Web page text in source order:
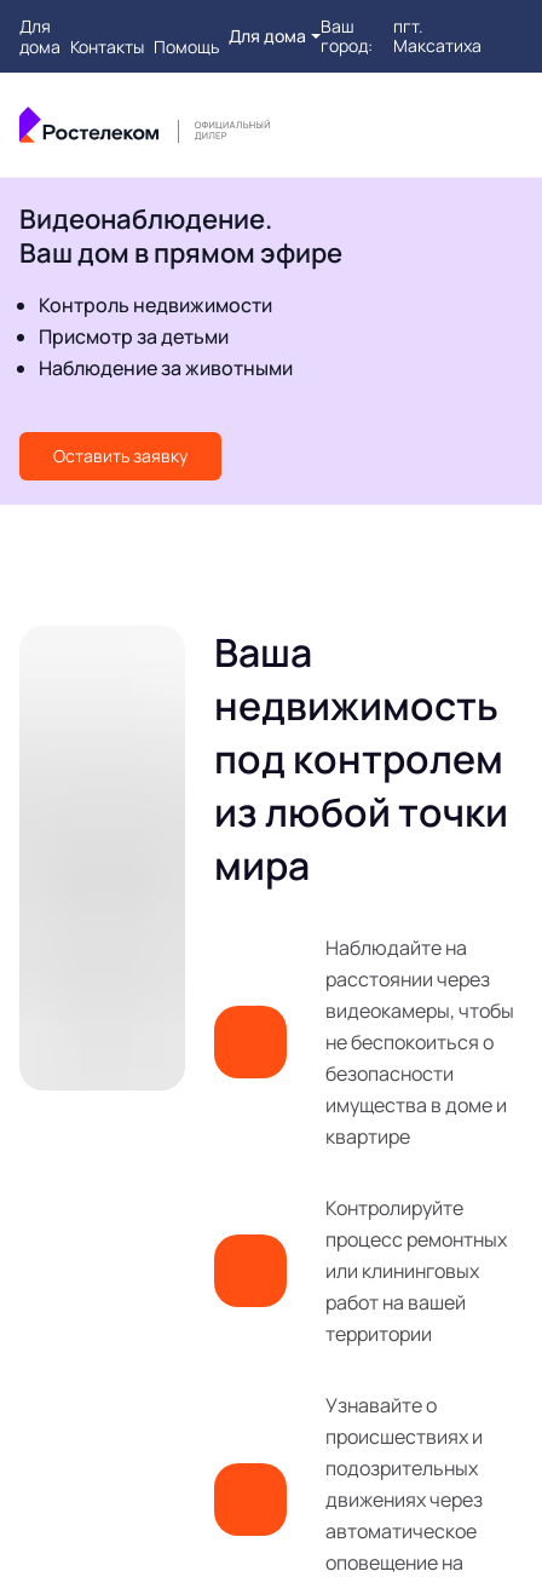
Для
дома Контакты Помощь Для дома
Ваш
город:
пгт.
Максатиха
Видеонаблюдение.
Ваш дом в прямом эфире
Контроль недвижимости
Присмотр за детьми
Наблюдение за животными
Оставить заявку
Ваша
недвижимость
под контролем
из любой точки
мира
Наблюдайте на
расстоянии через
видеокамеры, чтобы
не беспокоиться о
безопасности
имущества в доме и
квартире
Контролируйте
процесс ремонтных
или клининговых
работ на вашей
территории
Узнавайте о
происшествиях и
подозрительных
движениях через
автоматическое
оповещение на